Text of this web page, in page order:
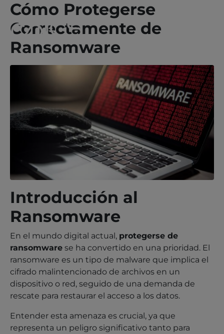
Cómo Protegerse
Correctamente de
Ransomware
Introducción al
Ransomware
En el mundo digital actual, protegerse de
ransomware se ha convertido en una prioridad. El
ransomware es un tipo de malware que implica el
cifrado malintencionado de archivos en un
dispositivo o red, seguido de una demanda de
rescate para restaurar el acceso a los datos.
Entender esta amenaza es crucial, ya que
representa un peligro significativo tanto para